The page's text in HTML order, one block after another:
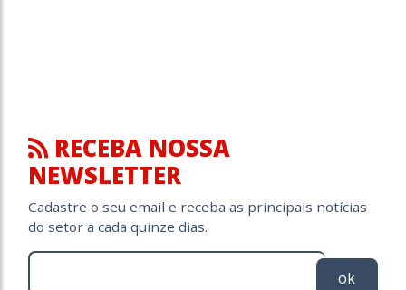
RECEBA NOSSA
NEWSLETTER
Cadastre o seu email e receba as principais notícias
do setor a cada quinze dias.
ok